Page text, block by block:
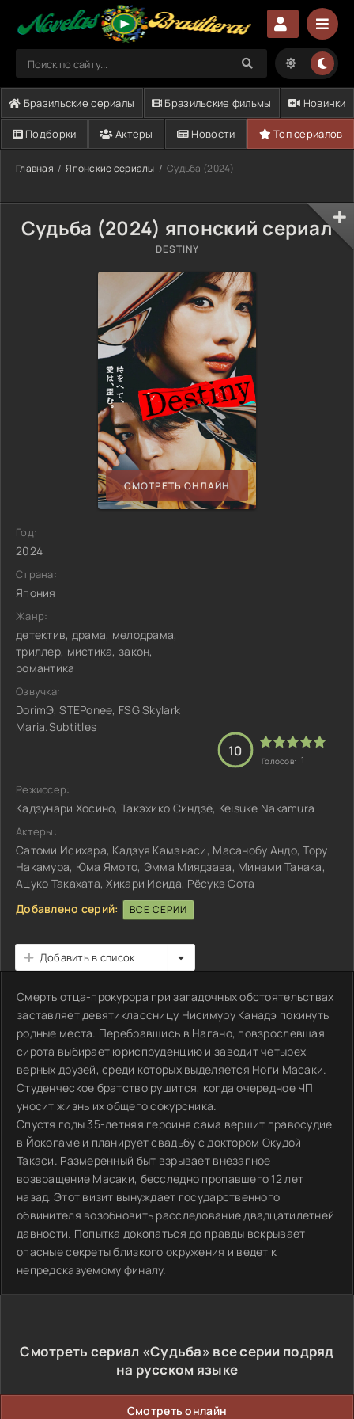
Бразильские сериалы Бразильские фильмы Новинки
Подборки Актеры Новости Топ сериалов
Главная Японские сериалы Судьба (2024)
Судьба (2024) японский сериал
DESTINY
СМОТРЕТЬ ОНЛАЙН
Год:
2024
Страна:
Япония
Жанр:
детектив, драма, мелодрама,
триллер, мистика, закон,
романтика
Озвучка:
DorimЭ, STEPonee, FSG Skylark
Maria.Subtitles
10
Голосов: 1
Режиссер:
Кадзунари Хосино, Такэхико Синдзё, Keisuke Nakamura
Актеры:
Сатоми Исихара, Кадзуя Камэнаси, Масанобу Андо, Тору
Накамура, Юма Ямото, Эмма Миядзава, Минами Танака,
Ацуко Такахата, Хикари Исида, Рёсукэ Сота
Добавлено серий:
ВСЕ СЕРИИ
Добавить в список
Смерть отца-прокурора при загадочных обстоятельствах
заставляет девятиклассницу Нисимуру Канадэ покинуть
родные места. Перебравшись в Нагано, повзрослевшая
сирота выбирает юриспруденцию и заводит четырех
верных друзей, среди которых выделяется Ноги Масаки.
Студенческое братство рушится, когда очередное ЧП
уносит жизнь их общего сокурсника.
Спустя годы 35-летняя героиня сама вершит правосудие
в Йокогаме и планирует свадьбу с доктором Окудой
Такаси. Размеренный быт взрывает внезапное
возвращение Масаки, бесследно пропавшего 12 лет
назад. Этот визит вынуждает государственного
обвинителя возобновить расследование двадцатилетней
давности. Попытка докопаться до правды вскрывает
опасные секреты близкого окружения и ведет к
непредсказуемому финалу.
Смотреть сериал «Судьба» все серии подряд
на русском языке
Смотреть онлайн